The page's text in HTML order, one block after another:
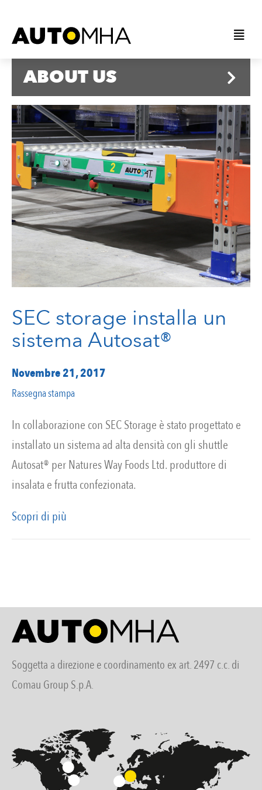
ABOUT US
SEC storage installa un
sistema Autosat®
Novembre 21, 2017
Rassegna stampa
In collaborazione con SEC Storage è stato progettato e
installato un sistema ad alta densità con gli shuttle
Autosat® per Natures Way Foods Ltd. produttore di
insalata e frutta confezionata.
Scopri di più
Soggetta a direzione e coordinamento ex art. 2497 c.c. di
Comau Group S.p.A.